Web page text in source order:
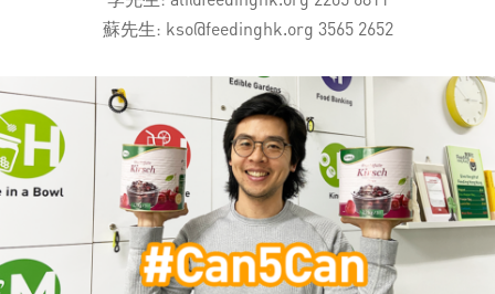
蘇先生: kso@feedinghk.org 3565 2652